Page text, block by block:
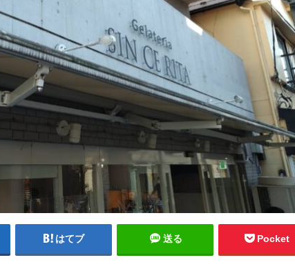
はてブ 送る Pocket